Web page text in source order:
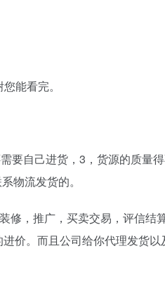
能看完。
要自己进货，3，货源的质量
物流发货的。
修，推广，买卖交易，评信结
价。而且公司给你代理发货以